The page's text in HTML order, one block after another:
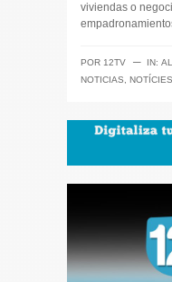
viviendas o
POR 12TV ─ IN:
NOTICIAS,